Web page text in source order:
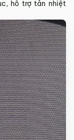
hỗ trợ tản nhiệt
kể từ ngày nhận
liên hệ MyChair